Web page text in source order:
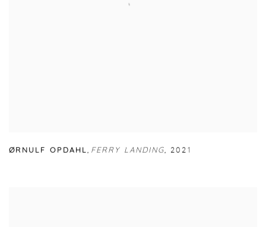
ØRNULF OPDAHL, FERRY LANDING, 2021